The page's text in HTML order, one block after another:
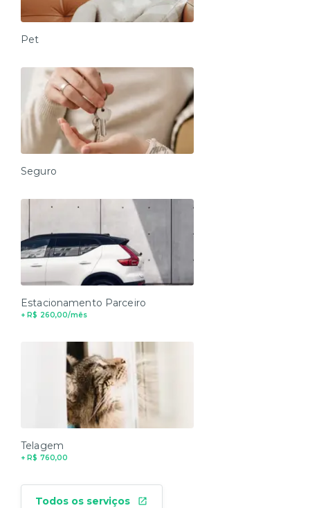
Pet
Seguro
Estacionamento Parceiro
+ R$ 260,00/mês
Telagem
+ R$ 760,00
Todos os serviços